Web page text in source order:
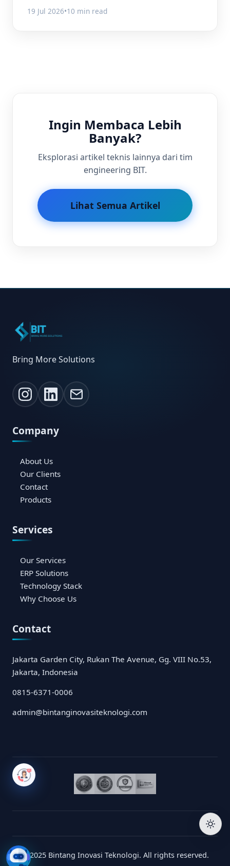
19 Jul 2026•10 min read
Ingin Membaca Lebih
Banyak?
Eksplorasi artikel teknis lainnya dari tim
engineering BIT.
Lihat Semua Artikel
Bring More Solutions
Company
About Us
Our Clients
Contact
Products
Services
Our Services
ERP Solutions
Technology Stack
Why Choose Us
Contact
Jakarta Garden City, Rukan The Avenue, Gg. VIII No.53,
Jakarta, Indonesia
0815-6371-0006
admin@bintanginovasiteknologi.com
© 2025 Bintang Inovasi Teknologi. All rights reserved.